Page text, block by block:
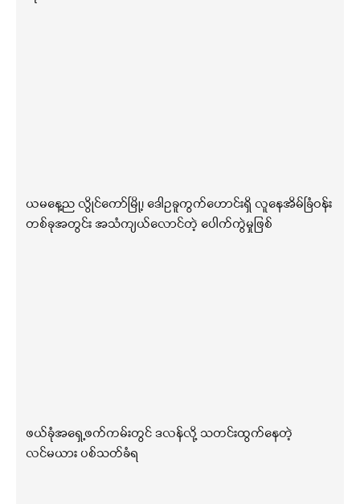
ယမနေ့ည လွိုင်ကော်မြို့၊ ဒေါဥခူကွက်ဟောင်းရှိ လူနေအိမ်ခြံဝန်း
တစ်ခုအတွင်း အသံကျယ်လောင်တဲ့ ပေါက်ကွဲမှုဖြစ်
ဖယ်ခုံအရှေ့ဖက်ကမ်းတွင် ဒလန်လို့ သတင်းထွက်နေတဲ့
လင်မယား ပစ်သတ်ခံရ